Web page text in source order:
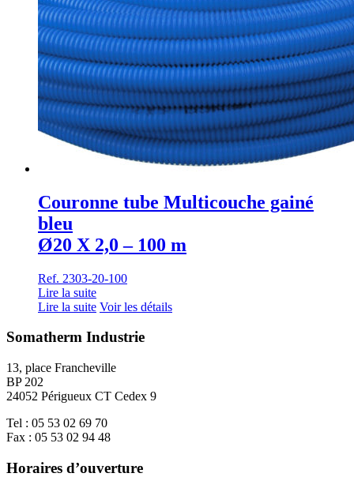
Couronne tube Multicouche gainé
bleu
Ø20 X 2,0 – 100 m
Ref. 2303-20-100
Lire la suite
Lire la suite Voir les détails
Somatherm Industrie
13, place Francheville
BP 202
24052 Périgueux CT Cedex 9
Tel : 05 53 02 69 70
Fax : 05 53 02 94 48
Horaires d’ouverture